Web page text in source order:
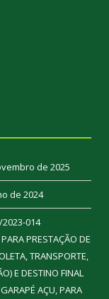
de 2025
de 2024
2023-014
PRESTAÇÃO DE
TRANSPORTE,
E DESTINO FINAL
AÇU, PARA